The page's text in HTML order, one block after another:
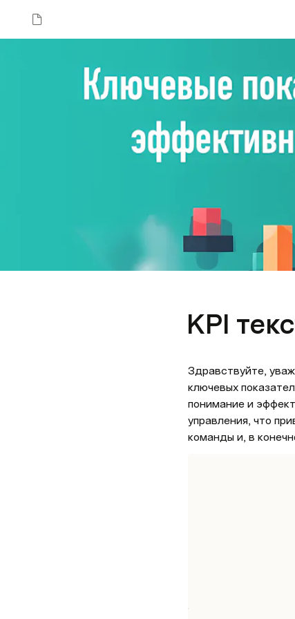
KPI
Здравствуйте,
ключевых
понимание и
управления, что
команды и, в